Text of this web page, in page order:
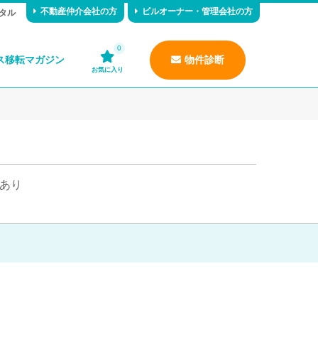
ル 不動産仲介会社の方 ビルオーナー・管理会社の方
移転マガジン
0
お気に入り
物件診断
り